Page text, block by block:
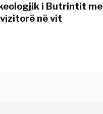
i Butrintit me
në vit